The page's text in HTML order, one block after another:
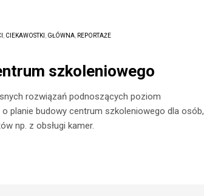
, CIEKAWOSTKI , GŁÓWNA, REPORTAŻE
szkoleniowego
rozwiązań podnoszących poziom
planie budowy centrum szkoleniowego dla osób,
np. z obsługi kamer.